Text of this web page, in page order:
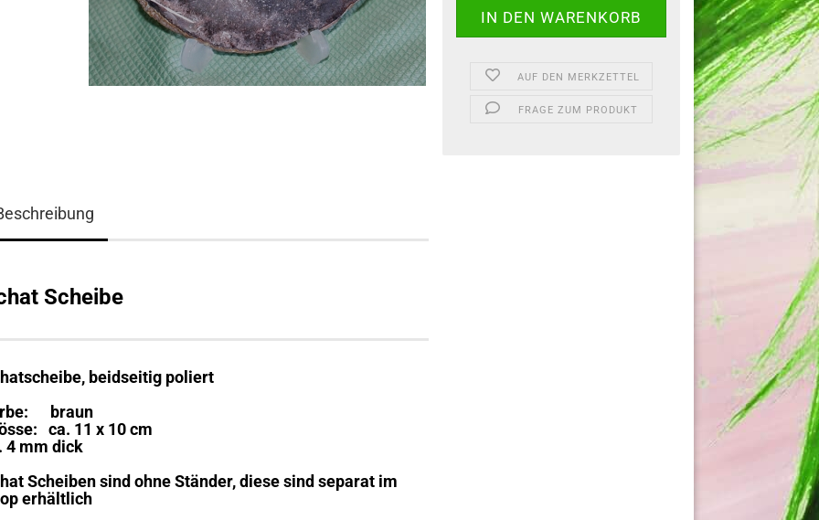
AUF DEN MERKZETTEL
FRAGE ZUM PRODUKT
Scheibe
beidseitig poliert
braun
ca. 11 x 10 cm
4 mm dick
Scheiben sind ohne Ständer, diese sind separat im
erhältlich